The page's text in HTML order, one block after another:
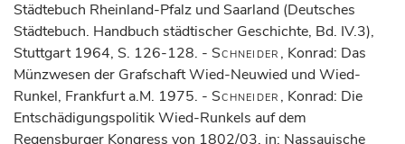
Städtebuch Rheinland-Pfalz und Saarland (Deutsches
Städtebuch. Handbuch städtischer Geschichte, Bd. IV.3),
Stuttgart 1964, S. 126-128. - Schneider, Konrad: Das
Münzwesen der Grafschaft Wied-Neuwied und Wied-
Runkel, Frankfurt a.M. 1975. - Schneider, Konrad: Die
Entschädigungspolitik Wied-Runkels auf dem
Regensburger Kongress von 1802/03, in: Nassauische